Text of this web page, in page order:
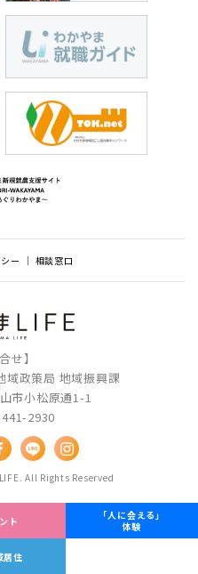
ト
「人に会える」
体験
居住
ー 相談窓口
せ】
域政策局 地域振興課
市小松原通1-1
2930
All Rights Reserved